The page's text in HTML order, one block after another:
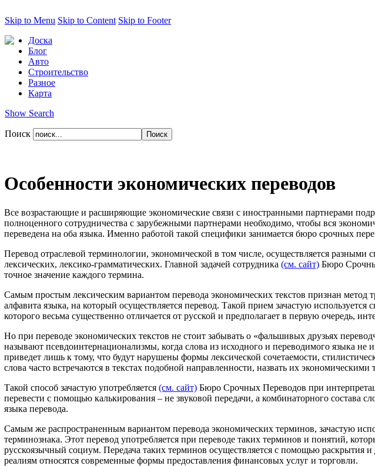
Skip to Menu Skip to Content Skip to Footer
Доска
Блог
Авто
Строительство
Разное
Карта
Show Search
Поиск
Особенности экономических переводов
Все возрастающие и расширяющие экономические связи с иностранными партнерами
полноценного сотрудничества с зарубежными партнерами необходимо, чтобы вся
переведена на оба языка. Именно работой такой специфики занимается бюро срочных
Перевод отраслевой терминологии, экономической в том числе, осуществляется
лексических, лексико-грамматических. Главной задачей сотрудника (см. сайт) Бюро
точное значение каждого термина.
Самым простым лексическим вариантом перевода экономических текстов признан
алфавита языка, на который осуществляется перевод. Такой прием зачастую
которого весьма существенно отличается от русской и предполагает в первую очередь,
Но при переводе экономических текстов не стоит забывать о «фальшивых друзьях
называют псевдоинтернационализмы, когда слова из исходного и переводимого языка
приведет лишь к тому, что будут нарушены формы лексической сочетаемости,
слова часто встречаются в текстах подобной направленности, назвать их экономическими
Такой способ зачастую употребляется (см. сайт) Бюро Срочных Переводов при
перевести с помощью калькирования – не звуковой передачи, а комбинаторного состава
языка перевода.
Самым же распространенным вариантом перевода экономических терминов, зачастую
терминознака. Этот перевод употребляется при переводе таких терминов и понятий,
русскоязычный социум. Передача таких терминов осуществляется с помощью раскрытия
реалиям относятся современные формы предоставления финансовых услуг и торговли.